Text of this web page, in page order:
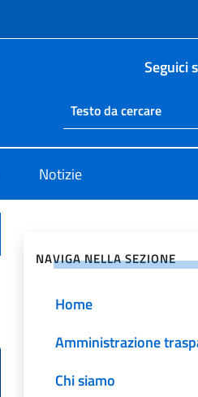
Seguici
Ricerca
Cerca nel sito
Notizie
NAVIGA NELLA SEZIONE
Home
Amministrazione
Chi siamo